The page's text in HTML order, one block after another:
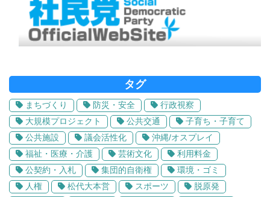
タグ
まちづくり 防災・安全
行政視察
大規模プロジェクト
公共交通
子育ち・子育て
公共施設
議会活性化
沖縄/オスプレイ
福祉・医療・介護
芸術文化
利用料金
公契約・入札
集団的自衛権
環境・ゴミ
人権
松代大本営 スポーツ
脱原発